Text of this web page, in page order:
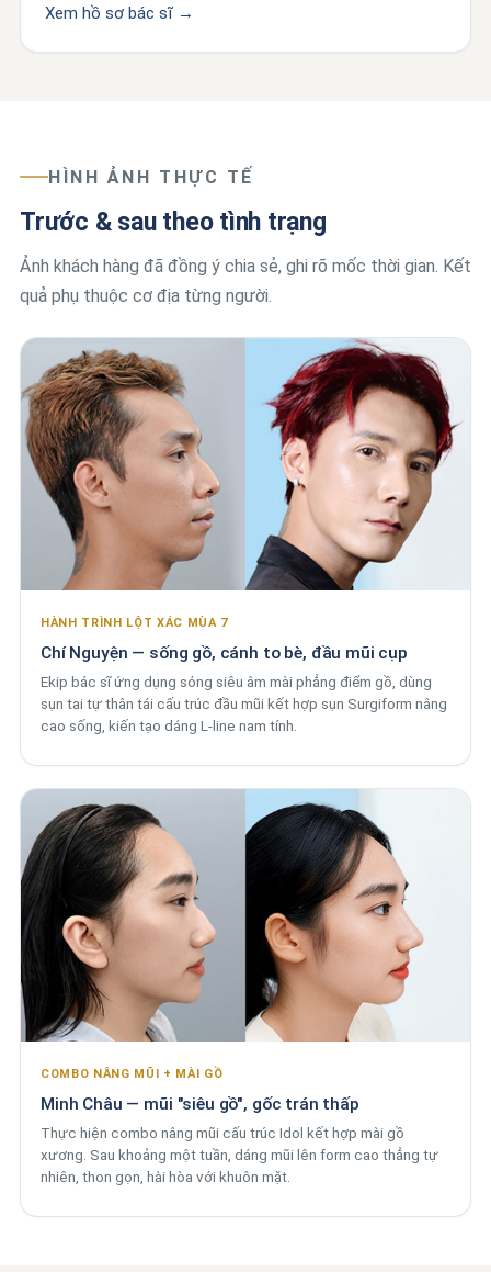
Xem hồ sơ bác sĩ →
HÌNH ẢNH THỰC TẾ
Trước & sau theo tình trạng
Ảnh khách hàng đã đồng ý chia sẻ, ghi rõ mốc thời gian. Kết
quả phụ thuộc cơ địa từng người.
HÀNH TRÌNH LỘT XÁC MÙA 7
Chí Nguyện — sống gồ, cánh to bè, đầu mũi cụp
Ekip bác sĩ ứng dụng sóng siêu âm mài phẳng điểm gồ, dùng
sụn tai tự thân tái cấu trúc đầu mũi kết hợp sụn Surgiform nâng
cao sống, kiến tạo dáng L-line nam tính.
COMBO NÂNG MŨI + MÀI GỒ
Minh Châu — mũi "siêu gồ", gốc trán thấp
Thực hiện combo nâng mũi cấu trúc Idol kết hợp mài gồ
xương. Sau khoảng một tuần, dáng mũi lên form cao thẳng tự
nhiên, thon gọn, hài hòa với khuôn mặt.